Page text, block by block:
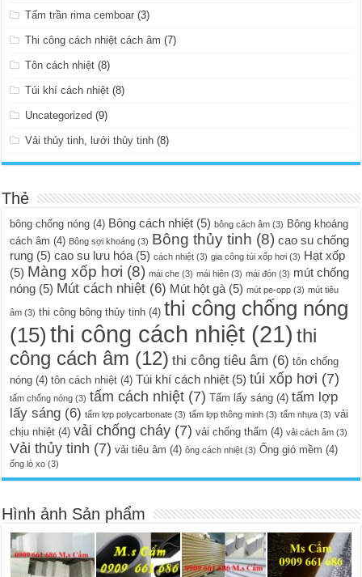
Tấm trần rima cemboar (3)
Thi công cách nhiệt cách âm (7)
Tôn cách nhiệt (8)
Túi khí cách nhiệt (8)
Uncategorized (9)
Vải thủy tinh, lưới thủy tinh (8)
Thẻ
bông chống nóng (4) Bông cách nhiệt (5) bông cách âm (3) Bông khoáng
cách âm (4) Bông sợi khoáng (3) Bông thủy tinh (8) cao su chống
rung (5) cao su lưu hóa (5) cách nhiệt (3) gia công túi xốp hơi (3) Hạt xốp
(5) Màng xốp hơi (8) mái che (3) mái hiên (3) mái đón (3) mút chống
nóng (5) Mút cách nhiệt (6) Mút hột gà (5) mút pe-opp (3) mút tiêu
âm (3) thi công bông thủy tinh (4) thi công chống nóng
(15) thi công cách nhiệt (21) thi
công cách âm (12) thi công tiêu âm (6) tôn chống
nóng (4) tôn cách nhiệt (4) Túi khí cách nhiệt (5) túi xốp hơi (7)
tấm chống nóng (3) tấm cách nhiệt (7) Tấm lấy sáng (4) tấm lợp
lấy sáng (6) tấm lợp polycarbonate (3) tấm lợp thông minh (3) tấm nhựa (3) vải
chịu nhiệt (4) vải chống cháy (7) vải chống thấm (4) vải cách âm (3)
Vải thủy tinh (7) vải tiêu âm (4) ông cách nhiệt (3) Ống gió mềm (4)
ống lò xo (3)
Hình ảnh Sản phẩm